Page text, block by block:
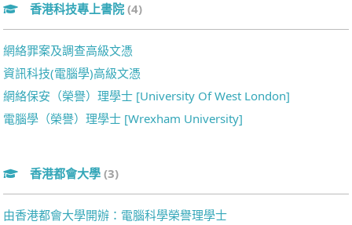
香港科技專上書院 (4)
網絡罪案及調查高級文憑
資訊科技(電腦學)高級文憑
網絡保安（榮譽）理學士 [University Of West London]
電腦學（榮譽）理學士 [Wrexham University]
香港都會大學 (3)
由香港都會大學開辦：電腦科學榮譽理學士